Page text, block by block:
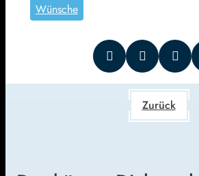
Wünsche
Zurück